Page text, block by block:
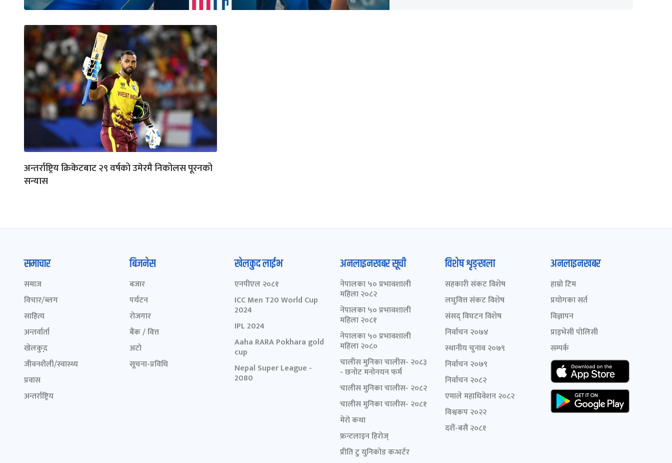
अन्तर्राष्ट्रिय क्रिकेटबाट २९ वर्षको उमेरमै निकोलस पूरनको
सन्यास
समाचार
समाज
विचार/ब्लग
साहित्य
अन्तर्वार्ता
खेलकुद़़
जीवनशैली/स्वास्थ्य
प्रवास
अन्तर्राष्ट्रिय
बिजनेस
बजार
पर्यटन
रोजगार
बैंक / वित्त
अटो
सूचना-प्रविधि
खेलकुद लाईभ
एनपीएल २०८१
ICC Men T20 World Cup
2024
IPL 2024
Aaha RARA Pokhara gold
cup
Nepal Super League -
2080
अनलाइनखबर सूची
नेपालका ५० प्रभावशाली
महिला २०८२
नेपालका ५० प्रभावशाली
महिला २०८१
नेपालका ५० प्रभावशाली
महिला २०८०
चालीस मुनिका चालीस- २०८३
- छनोट मनोनयन फर्म
चालीस मुनिका चालीस- २०८२
चालीस मुनिका चालीस- २०८१
मेरो कथा
फ्रन्टलाइन हिरोज्
प्रीति टु युनिकोड कन्भर्टर
विशेष शृङ्खला
सहकारी संकट विशेष
लघुवित्त संकट विशेष
संसद् विघटन विशेष
निर्वाचन २०७४
स्थानीय चुनाव २०७९
निर्वाचन २०७९
निर्वाचन २०८२
एमाले महाधिवेशन २०८२
विश्वकप २०२२
दशैं-बसैं २०८१
अनलाइनखबर
हाम्रो टिम
प्रयोगका सर्त
विज्ञापन
प्राइभेसी पोलिसी
सम्पर्क